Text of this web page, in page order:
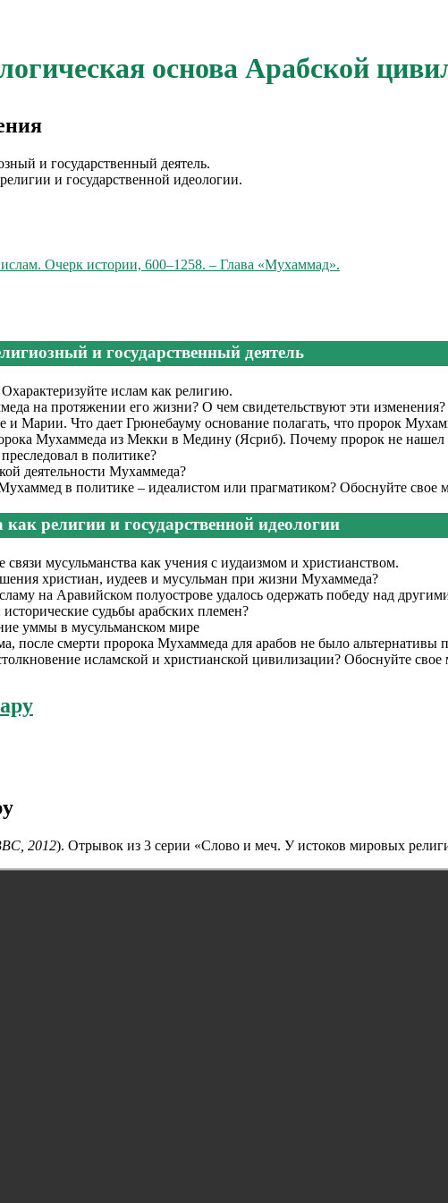
основа Арабской
и государственный деятель.
и государственной идеологии.
Очерк истории, 600–1258. – Глава «Мухаммад».
и государственный деятель
ислам как религию.
на протяжении его жизни? О чем свидетельствуют эти изменения?
Марии. Что дает Грюнебауму основание полагать, что пророк
Мухаммеда из Мекки в Медину (Ясриб). Почему пророк не
в политике?
деятельности Мухаммеда?
в политике – идеалистом или прагматиком? Обоснуйте свое
религии и государственной идеологии
связи мусульманства как учения с иудаизмом и христианством.
христиан, иудеев и мусульман при жизни Мухаммеда?
на Аравийском полуострове удалось одержать победу над
судьбы арабских племен?
уммы в мусульманском мире
после смерти пророка Мухаммеда для арабов не было альтернативы
исламской и христианской цивилизации? Обоснуйте свое
2012). Отрывок из 3 серии «Слово и меч. У истоков мировых